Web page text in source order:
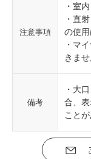
注意事項
・室
・直
の使用
・マ
きませ
備考
・大
合、
ことが